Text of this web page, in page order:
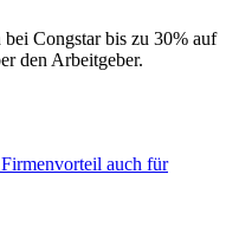
Congstar bis zu 30% auf
den Arbeitgeber.
auch für